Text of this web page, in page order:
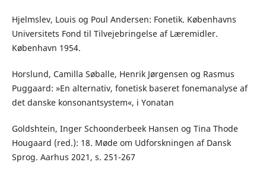
Hjelmslev, Louis og Poul Andersen: Fonetik. Københavns
Universitets Fond til Tilvejebringelse af Læremidler.
København 1954.
Horslund, Camilla Søballe, Henrik Jørgensen og Rasmus
Puggaard: »En alternativ, fonetisk baseret fonemanalyse af
det danske konsonantsystem«, i Yonatan
Goldshtein, Inger Schoonderbeek Hansen og Tina Thode
Hougaard (red.): 18. Møde om Udforskningen af Dansk
Sprog. Aarhus 2021, s. 251-267